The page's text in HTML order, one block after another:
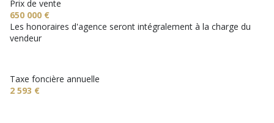
2 garage(s)
exposition Sud-Est
2 niveau(x)
Prix de vente
650 000 €
Les honoraires d'agence seront intégralement à la charge du
vendeur
Taxe foncière annuelle
2 593 €